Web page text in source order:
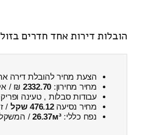
הובלות דירות אחד חדרים
הצעת מחיר להובלת דירה
מחיר מחירון: 2332.70
₪ /
עבודות סבלות , טעינה
מחיר נסיעה476.12 שקל /
נפח כללי:26.37м³
/